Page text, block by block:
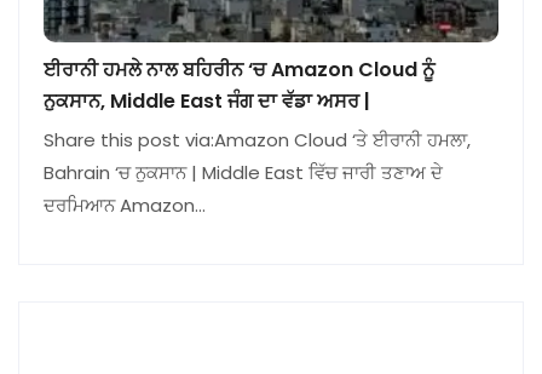
ਈਰਾਨੀ ਹਮਲੇ ਨਾਲ ਬਹਿਰੀਨ ‘ਚ Amazon Cloud ਨੂੰ
ਨੁਕਸਾਨ, Middle East ਜੰਗ ਦਾ ਵੱਡਾ ਅਸਰ |
Share this post via:Amazon Cloud ‘ਤੇ ਈਰਾਨੀ ਹਮਲਾ,
Bahrain ‘ਚ ਨੁਕਸਾਨ | Middle East ਵਿੱਚ ਜਾਰੀ ਤਣਾਅ ਦੇ
ਦਰਮਿਆਨ Amazon…